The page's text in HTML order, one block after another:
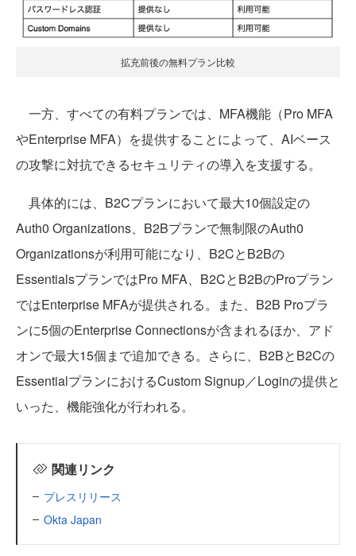
拡充前後の無料プラン比較
一方、すべての有料プランでは、MFA機能（Pro MFA
やEnterprise MFA）を提供することによって、AIベース
の攻撃に対抗できるセキュリティの導入を支援する。
具体的には、B2Cプランにおいて最大10個設定の
Auth0 Organizations、B2Bプランで無制限のAuth0
Organizationsが利用可能になり、B2CとB2Bの
EssentialsプランではPro MFA、B2CとB2BのProプラン
ではEnterprise MFAが提供される。また、B2B Proプラ
ンに5個のEnterprise Connectionsが含まれるほか、アド
オンで最大15個まで追加できる。さらに、B2BとB2Cの
EssentialプランにおけるCustom Signup／Loginの提供と
いった、機能強化が行われる。
関連リンク
プレスリリース
Okta Japan